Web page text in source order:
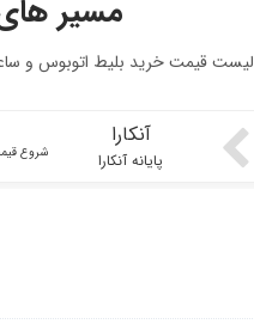
مسیر
لیست قیمت خرید بلیط اتوبوس و
آنکارا
پایانه آنکارا شروع